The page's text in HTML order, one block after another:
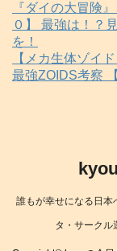
『ダイの大冒険
０】 最強は！？
を！
【メカ生体ゾイ
最強ZOIDS考察
誰もが幸せになる日
タ・サークル